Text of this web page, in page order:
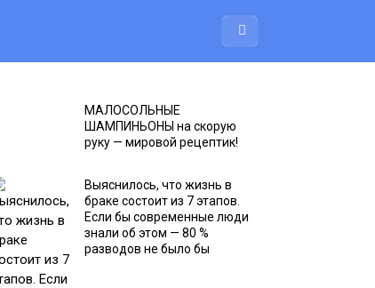
МАЛОСОЛЬНЫЕ
ШАМПИНЬОНЫ на скорую
руку — мировой рецептик!
Выяснилось, что жизнь в
браке состоит из 7 этапов.
Если бы современные люди
знали об этом — 80 %
разводов не было бы